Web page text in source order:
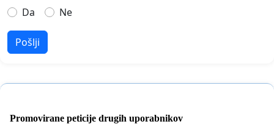
Da
Ne
Pošlji
Promovirane peticije drugih uporabnikov